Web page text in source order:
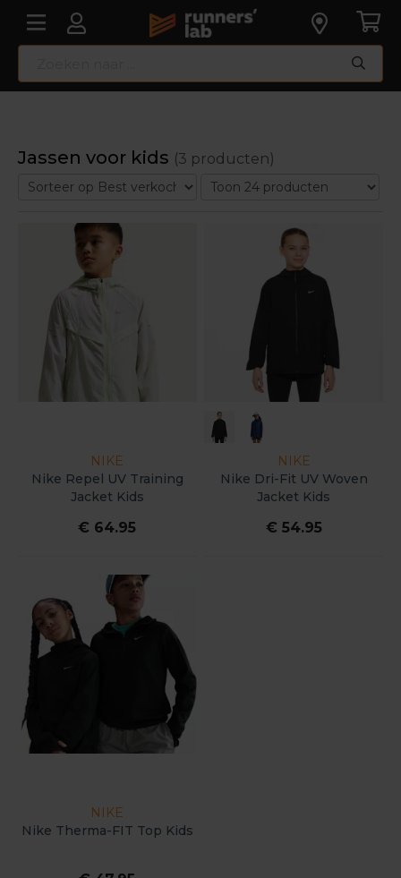
Jassen voor kids (3 producten)
NIKE
Nike Repel UV Training
Jacket Kids
€ 64.95
NIKE
Nike Dri-Fit UV Woven
Jacket Kids
€ 54.95
NIKE
Nike Therma-FIT Top Kids